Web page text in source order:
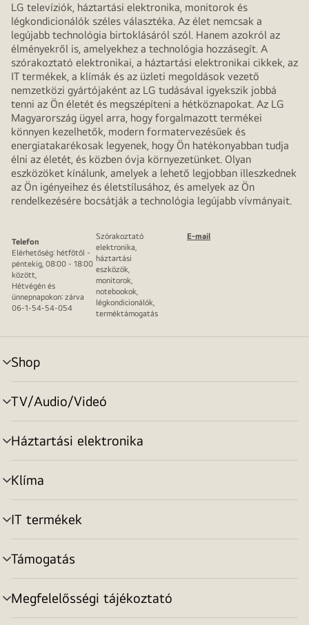
LG televíziók, háztartási elektronika, monitorok és
légkondicionálók széles választéka. Az élet nemcsak a
legújabb technológia birtoklásáról szól. Hanem azokról az
élményekről is, amelyekhez a technológia hozzásegít. A
szórakoztató elektronikai, a háztartási elektronikai cikkek, az
IT termékek, a klímák és az üzleti megoldások vezető
nemzetközi gyártójaként az LG tudásával igyekszik jobbá
tenni az Ön életét és megszépíteni a hétköznapokat. Az LG
Magyarország ügyel arra, hogy forgalmazott termékei
könnyen kezelhetők, modern formatervezésűek és
energiatakarékosak legyenek, hogy Ön hatékonyabban tudja
élni az életét, és közben óvja környezetünket. Olyan
eszközöket kínálunk, amelyek a lehető legjobban illeszkednek
az Ön igényeihez és életstílusához, és amelyek az Ön
rendelkezésére bocsátják a technológia legújabb vívmányait.
Telefon
Elérhetőség: hétfőtől -
péntekig, 08:00 - 18:00
között,
Hétvégén és
ünnepnapokon: zárva
06-1-54-54-054
Szórakoztató
elektronika,
háztartási
eszközök,
monitorok,
notebookok,
légkondicionálók,
terméktámogatás
E-mail
Shop
menu
toggle
TV/Audio/Videó
menu
toggle
Háztartási elektronika
menu
toggle
Klíma
menu
toggle
IT termékek
menu
toggle
Támogatás
menu
toggle
Megfelelősségi tájékoztató
menu
toggle